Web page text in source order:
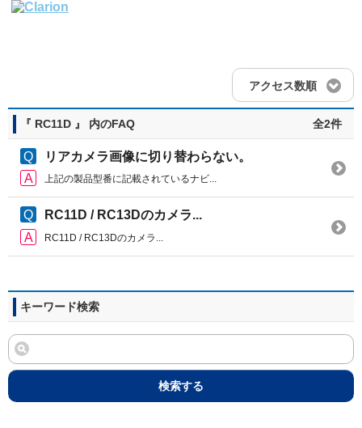
アクセス数順
『 RC11D 』 内のFAQ 全2件
リアカメラ画像に切り替わらない。
上記の製品型番に記載されているナビ...
RC11D / RC13Dのカメラ...
RC11D / RC13Dのカメラ...
キーワード検索
検索する